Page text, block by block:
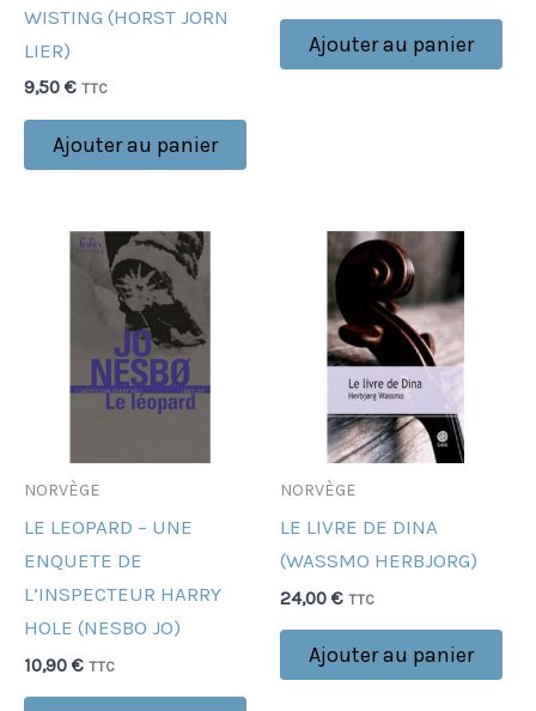
WISTING (HORST JORN
LIER)
9,50 € TTC
Ajouter au panier
Ajouter au panier
NORVÈGE
LE LEOPARD – UNE
ENQUETE DE
L’INSPECTEUR HARRY
HOLE (NESBO JO)
10,90 € TTC
NORVÈGE
LE LIVRE DE DINA
(WASSMO HERBJORG)
24,00 € TTC
Ajouter au panier